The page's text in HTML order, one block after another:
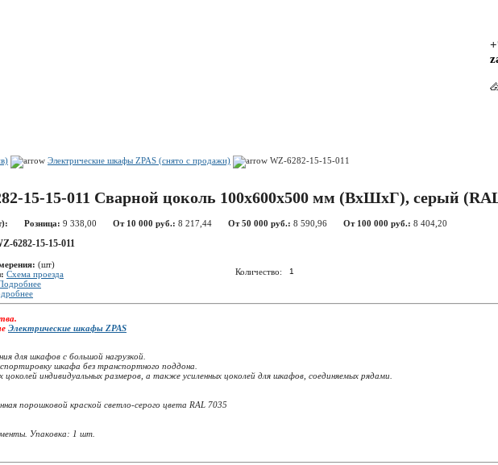
Электрические шкафы ZPAS (снято с продажи) WZ-6282-15-15-011
15-15-011 Сварной цоколь 100х600x500 мм (ВхШхГ), серый
Розница: 9 338,00 От 10 000 руб.: 8 217,44 От 50 000 руб.: 8 590,96 От 100 000 руб.: 8 404,20
6282-15-15-011
(шт)
Схема проезда
Количество:
Электрические шкафы ZPAS
для шкафов с большой нагрузкой.
шкафа без транспортного поддона.
цоколей индивидуальных размеров, а также усиленных цоколей для шкафов, соединяемых рядами.
порошковой краской светло-серого цвета RAL 7035
Упаковка: 1 шт.